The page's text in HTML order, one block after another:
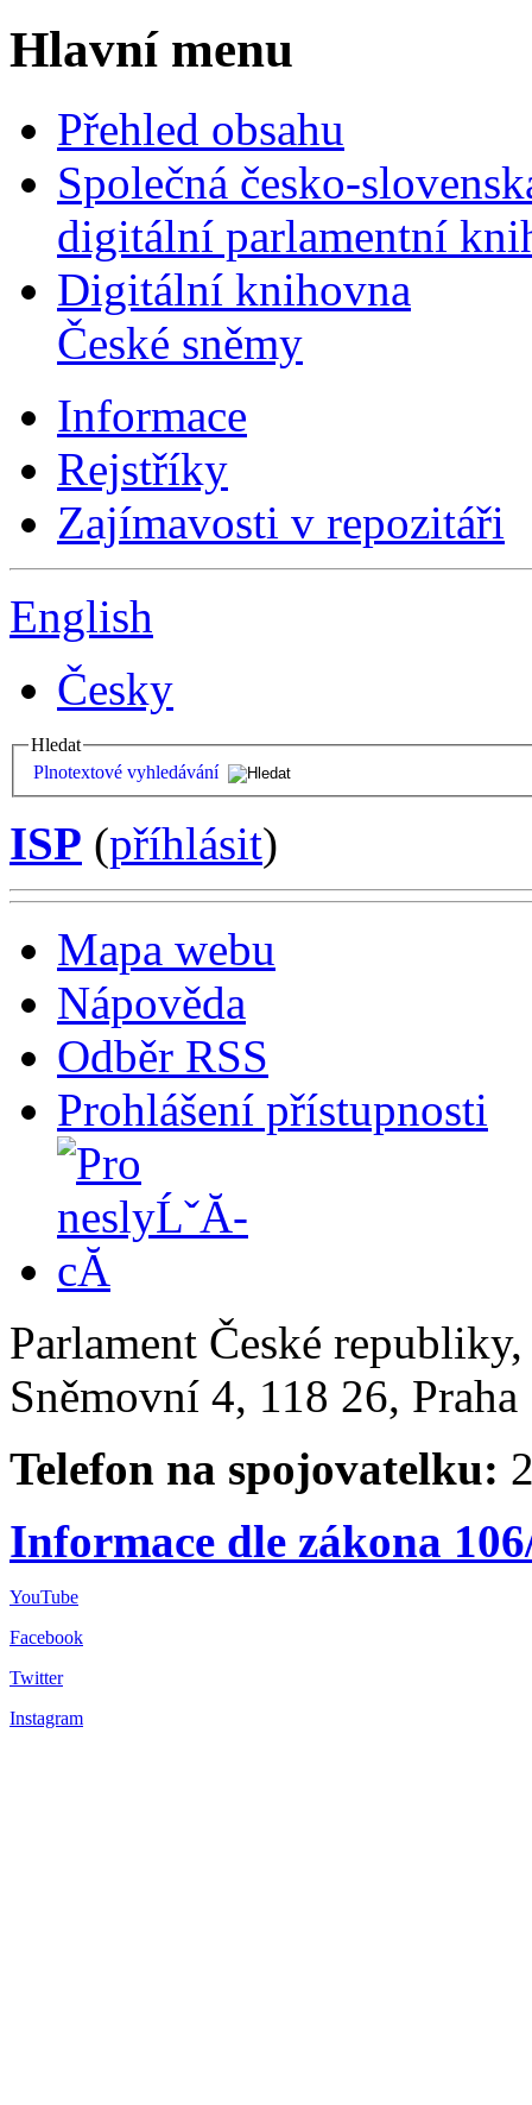
Hlavní menu
Přehled obsahu
Společná česko-
digitální parlamentní
Digitální knihovna
České sněmy
Informace
Rejstříky
Zajímavosti v repozitáři
English
Česky
Hledat
Plnotextové vyhledávání
ISP (příhlásit)
Mapa webu
Nápověda
Odběr RSS
Prohlášení přístupnosti
Parlament České
Sněmovní 4, 118 26,
Telefon na spojovatelku:
Informace dle zákona
YouTube
Facebook
Twitter
Instagram